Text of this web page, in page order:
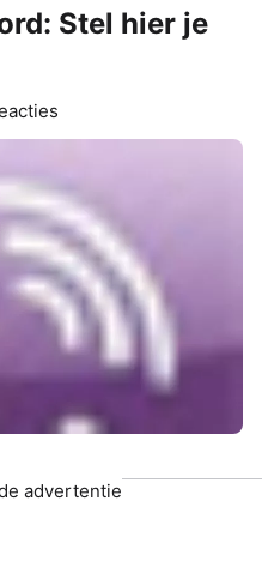
Stel hier je
advertentie